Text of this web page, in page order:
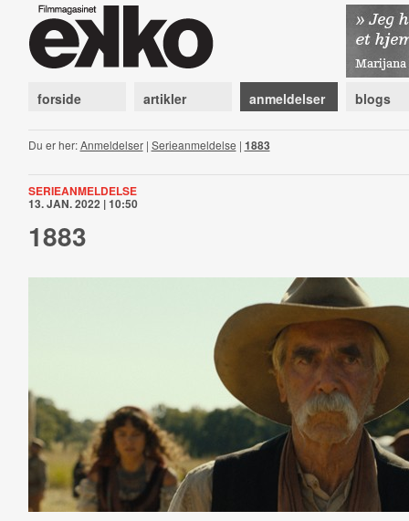
forside artikler anmeldelser blogs
Du er her:Anmeldelser| Serieanmeldelse | 1883
SERIEANMELDELSE
13. JAN. 2022 | 10:50
1883